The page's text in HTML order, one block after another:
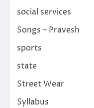
social services
Songs – Pravesh
sports
state
Street Wear
Syllabus